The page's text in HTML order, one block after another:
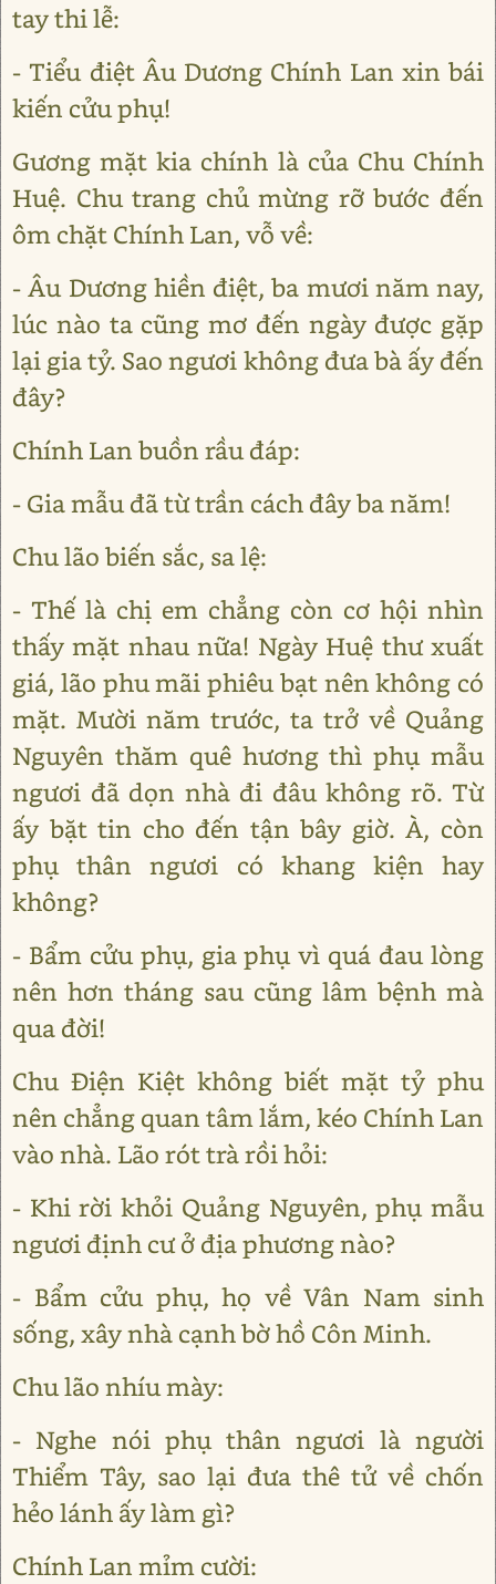
tay thi lễ:
- Tiểu điệt Âu Dương Chính Lan xin bái
kiến cửu phụ!
Gương mặt kia chính là của Chu Chính
Huệ. Chu trang chủ mừng rỡ bước đến
ôm chặt Chính Lan, vỗ về:
- Âu Dương hiền điệt, ba mươi năm nay,
lúc nào ta cũng mơ đến ngày được gặp
lại gia tỷ. Sao ngươi không đưa bà ấy đến
đây?
Chính Lan buồn rầu đáp:
- Gia mẫu đã từ trần cách đây ba năm!
Chu lão biến sắc, sa lệ:
- Thế là chị em chẳng còn cơ hội nhìn
thấy mặt nhau nữa! Ngày Huệ thư xuất
giá, lão phu mãi phiêu bạt nên không có
mặt. Mười năm trước, ta trở về Quảng
Nguyên thăm quê hương thì phụ mẫu
ngươi đã dọn nhà đi đâu không rõ. Từ
ấy bặt tin cho đến tận bây giờ. À, còn
phụ thân ngươi có khang kiện hay
không?
- Bẩm cửu phụ, gia phụ vì quá đau lòng
nên hơn tháng sau cũng lâm bệnh mà
qua đời!
Chu Điện Kiệt không biết mặt tỷ phu
nên chẳng quan tâm lắm, kéo Chính Lan
vào nhà. Lão rót trà rồi hỏi:
- Khi rời khỏi Quảng Nguyên, phụ mẫu
ngươi định cư ở địa phương nào?
- Bẩm cửu phụ, họ về Vân Nam sinh
sống, xây nhà cạnh bờ hồ Côn Minh.
Chu lão nhíu mày:
- Nghe nói phụ thân ngươi là người
Thiểm Tây, sao lại đưa thê tử về chốn
hẻo lánh ấy làm gì?
Chính Lan mỉm cười: